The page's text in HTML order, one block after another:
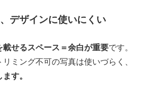
デザインに使いにくい
載せるスペース＝余白が重要です。
ミング不可の写真は使いづらく、
す。